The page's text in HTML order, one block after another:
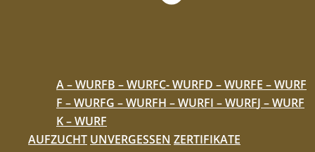
A – WURFB – WURFC- WURFD – WURFE – WURF
F – WURFG – WURFH – WURFI – WURFJ – WURF
K – WURF
AUFZUCHT UNVERGESSEN ZERTIFIKATE